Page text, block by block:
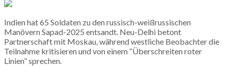
Indien hat 65 Soldaten zu den russisch-weißrussischen
Manövern Sapad-2025 entsandt. Neu-Delhi betont
Partnerschaft mit Moskau, während westliche Beobachter die
Teilnahme kritisieren und von einem “Überschreiten roter
Linien” sprechen.